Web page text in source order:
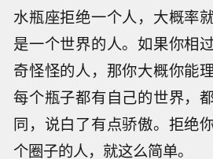
水瓶座拒绝一个人，大概率
是一个世界的人。如果你相
奇怪怪的人，那你大概你能
每个瓶子都有自己的世界，
同，说白了有点骄傲。拒绝
个圈子的人，就这么简单。